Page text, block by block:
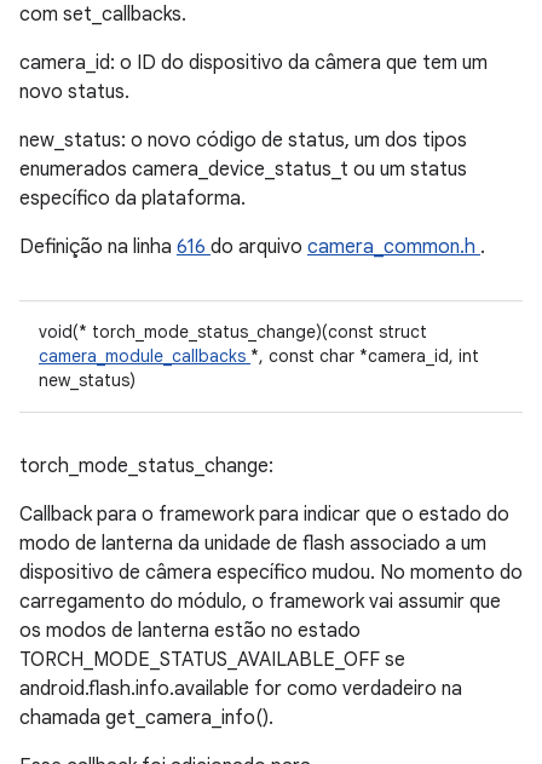
com set_callbacks.
camera_id: o ID do dispositivo da câmera que tem um
novo status.
new_status: o novo código de status, um dos tipos
enumerados camera_device_status_t ou um status
específico da plataforma.
Definição na linha 616 do arquivo camera_common.h .
void(* torch_mode_status_change)(const struct
camera_module_callbacks *, const char *camera_id, int
new_status)
torch_mode_status_change:
Callback para o framework para indicar que o estado do
modo de lanterna da unidade de flash associado a um
dispositivo de câmera específico mudou. No momento do
carregamento do módulo, o framework vai assumir que
os modos de lanterna estão no estado
TORCH_MODE_STATUS_AVAILABLE_OFF se
android.flash.info.available for como verdadeiro na
chamada get_camera_info().